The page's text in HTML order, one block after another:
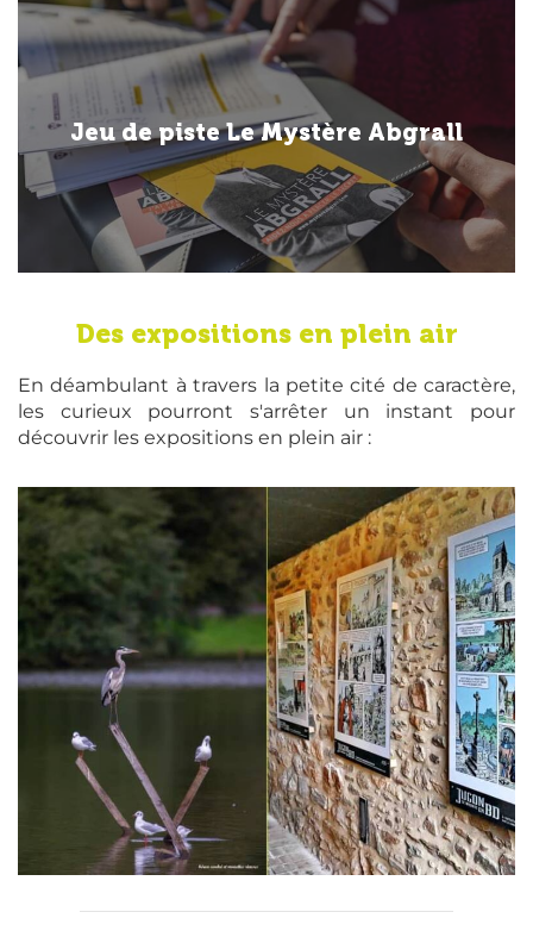
Jeu de piste Le Mystère Abgrall
Des expositions en plein air
En déambulant à travers la petite cité de caractère,
les curieux pourront s'arrêter un instant pour
découvrir les expositions en plein air :